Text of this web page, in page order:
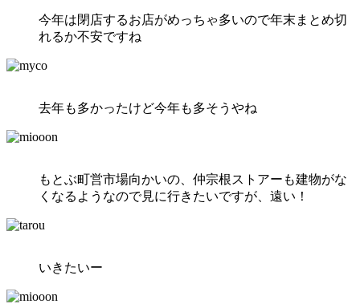
今年は閉店するお店がめっちゃ多いので年末まとめ切
れるか不安ですね
去年も多かったけど今年も多そうやね
もとぶ町営市場向かいの、仲宗根ストアーも建物がな
くなるようなので見に行きたいですが、遠い！
いきたいー